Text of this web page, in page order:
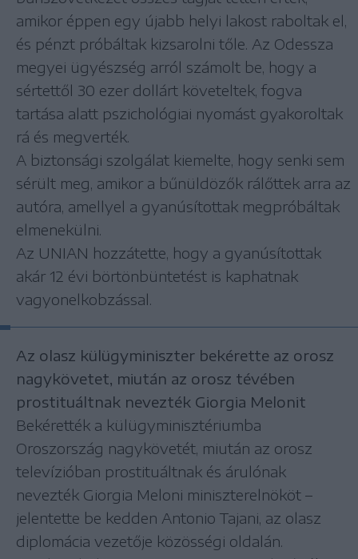
amikor éppen egy újabb helyi lakost raboltak el,
és pénzt próbáltak kizsarolni tőle. Az Odessza
megyei ügyészség arról számolt be, hogy a
sértettől 30 ezer dollárt követeltek, fogva
tartása alatt pszichológiai nyomást gyakoroltak
rá és megverték.
A biztonsági szolgálat kiemelte, hogy senki sem
sérült meg, amikor a bűnüldözők rálőttek arra az
autóra, amellyel a gyanúsítottak megpróbáltak
elmenekülni.
Az UNIAN hozzátette, hogy a gyanúsítottak
akár 12 évi börtönbüntetést is kaphatnak
vagyonelkobzással.
Az olasz külügyminiszter bekérette az orosz
nagykövetet, miután az orosz tévében
prostituáltnak nevezték Giorgia Melonit
Bekérették a külügyminisztériumba
Oroszország nagykövetét, miután az orosz
televízióban prostituáltnak és árulónak
nevezték Giorgia Meloni miniszterelnököt –
jelentette be kedden Antonio Tajani, az olasz
diplomácia vezetője közösségi oldalán.